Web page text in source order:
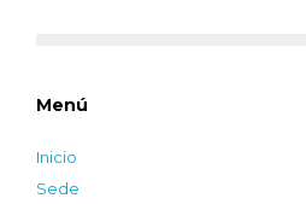
Menú
Inicio
Sede